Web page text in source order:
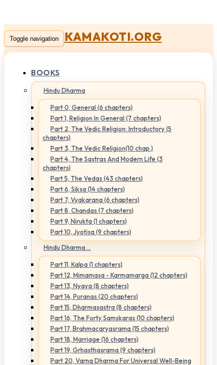
Toggle navigation KAMAKOTI.ORG
BOOKS
Hindu Dharma
Part 0, General (6 chapters)
Part 1, Religion In General (7 chapters)
Part 2, The Vedic Religion: Introductory (5
chapters)
Part 3, The Vedic Religion(10 chap.)
Part 4, The Sastras And Modern Life (3
chapters)
Part 5, The Vedas (43 chapters)
Part 6, Siksa (14 chapters)
Part 7, Vyakarana (6 chapters)
Part 8, Chandas (7 chapters)
Part 9, Nirukta (1 chapters)
Part 10, Jyotisa (9 chapters)
Hindu Dharma ...
Part 11, Kalpa (1 chapters)
Part 12, Mimamasa - Karmamarga (12 chapters)
Part 13, Nyaya (8 chapters)
Part 14, Puranas (20 chapters)
Part 15, Dharmasastra (8 chapters)
Part 16, The Forty Samskaras (10 chapters)
Part 17, Brahmacaryasrama (15 chapters)
Part 18, Marriage (16 chapters)
Part 19, Grhasthasrama (9 chapters)
Part 20, Varna Dharma For Universal Well-Being